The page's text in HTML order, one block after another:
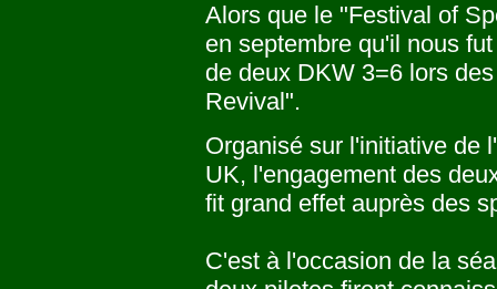
Alors que le "Festival of
en septembre qu'il nous
de deux DKW 3=6 lors
Revival".
Organisé sur l'initiative de
UK, l'engagement des
fit grand effet auprès des
C'est à l'occasion de la